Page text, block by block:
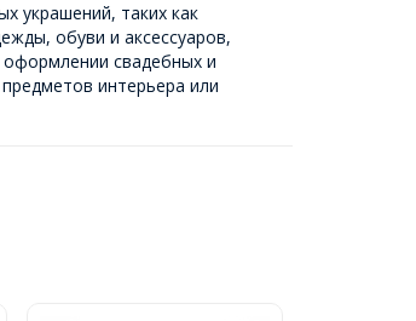
украшений, таких как
обуви и аксессуаров,
оформлении свадебных и
интерьера или